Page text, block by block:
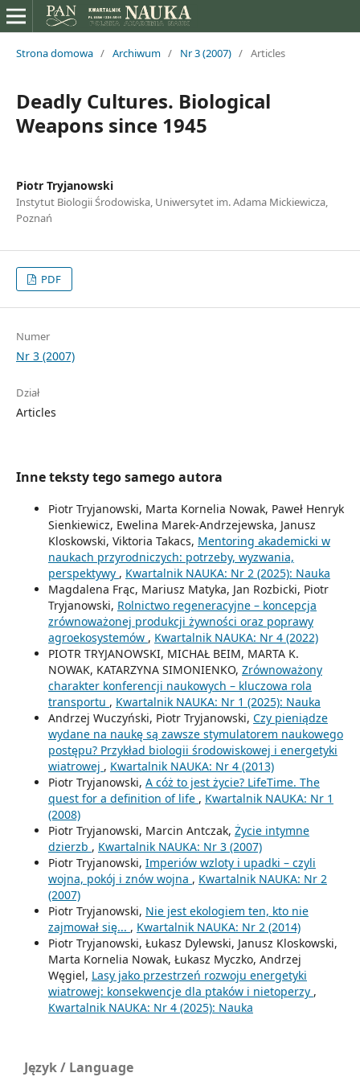
Strona domowa / Archiwum / Nr 3 (2007) / Articles
Deadly Cultures. Biological
Weapons since 1945
Piotr Tryjanowski
Instytut Biologii Środowiska, Uniwersytet im. Adama Mickiewicza,
Poznań
PDF
Numer
Nr 3 (2007)
Dział
Articles
Inne teksty tego samego autora
Piotr Tryjanowski, Marta Kornelia Nowak, Paweł Henryk
Sienkiewicz, Ewelina Marek-Andrzejewska, Janusz
Kloskowski, Viktoria Takacs, Mentoring akademicki w
naukach przyrodniczych: potrzeby, wyzwania,
perspektywy , Kwartalnik NAUKA: Nr 2 (2025): Nauka
Magdalena Frąc, Mariusz Matyka, Jan Rozbicki, Piotr
Tryjanowski, Rolnictwo regeneracyjne – koncepcja
zrównoważonej produkcji żywności oraz poprawy
agroekosystemów , Kwartalnik NAUKA: Nr 4 (2022)
PIOTR TRYJANOWSKI, MICHAŁ BEIM, MARTA K.
NOWAK, KATARZYNA SIMONIENKO, Zrównoważony
charakter konferencji naukowych – kluczowa rola
transportu , Kwartalnik NAUKA: Nr 1 (2025): Nauka
Andrzej Wuczyński, Piotr Tryjanowski, Czy pieniądze
wydane na naukę są zawsze stymulatorem naukowego
postępu? Przykład biologii środowiskowej i energetyki
wiatrowej , Kwartalnik NAUKA: Nr 4 (2013)
Piotr Tryjanowski, A cóż to jest życie? LifeTime. The
quest for a definition of life , Kwartalnik NAUKA: Nr 1
(2008)
Piotr Tryjanowski, Marcin Antczak, Życie intymne
dzierzb , Kwartalnik NAUKA: Nr 3 (2007)
Piotr Tryjanowski, Imperiów wzloty i upadki – czyli
wojna, pokój i znów wojna , Kwartalnik NAUKA: Nr 2
(2007)
Piotr Tryjanowski, Nie jest ekologiem ten, kto nie
zajmował się... , Kwartalnik NAUKA: Nr 2 (2014)
Piotr Tryjanowski, Łukasz Dylewski, Janusz Kloskowski,
Marta Kornelia Nowak, Łukasz Myczko, Andrzej
Węgiel, Lasy jako przestrzeń rozwoju energetyki
wiatrowej: konsekwencje dla ptaków i nietoperzy ,
Kwartalnik NAUKA: Nr 4 (2025): Nauka
Język / Language